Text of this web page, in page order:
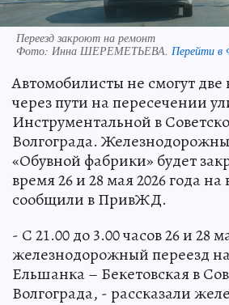
Переезд закроют на ремонт
Фото: Инна ШЕРЕМЕТЬЕВА. Перейти
Автомобилисты не смогут две
через пути на пересечении
Инструментальной в
Волгограда.
«Обувной фабрики» будет
время 26 и 28 мая 2026 года
сообщили в ПривЖД.
- С 21.00 до 3.00 часов 26 и 28
железнодорожный переезд
Ельшанка – Бекетовская в
Волгограда, - рассказали